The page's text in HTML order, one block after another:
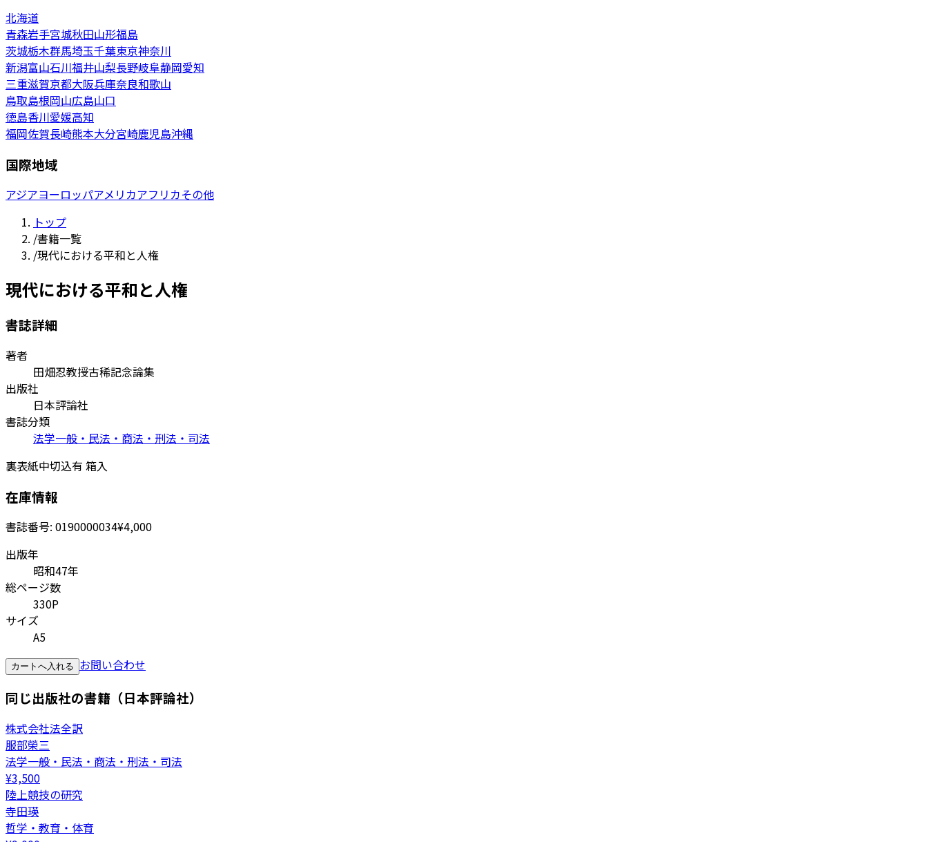
北海道
青森岩手宮城秋田山形福島
茨城栃木群馬埼玉千葉東京神奈川
新潟富山石川福井山梨長野岐阜静岡愛知
三重滋賀京都大阪兵庫奈良和歌山
鳥取島根岡山広島山口
徳島香川愛媛高知
福岡佐賀長崎熊本大分宮崎鹿児島沖縄
国際地域
アジアヨーロッパアメリカアフリカその他
トップ
/書籍一覧
/現代における平和と人権
現代における平和と人権
書誌詳細
著者
田畑忍教授古稀記念論集
出版社
日本評論社
書誌分類
法学一般・民法・商法・刑法・司法
裏表紙中切込有 箱入
在庫情報
書誌番号: 0190000034¥4,000
出版年
昭和47年
総ページ数
330P
サイズ
A5
カートへ入れる お問い合わせ
同じ出版社の書籍（日本評論社）
株式会社法全訳
服部榮三
法学一般・民法・商法・刑法・司法
¥3,500
陸上競技の研究
寺田瑛
哲学・教育・体育